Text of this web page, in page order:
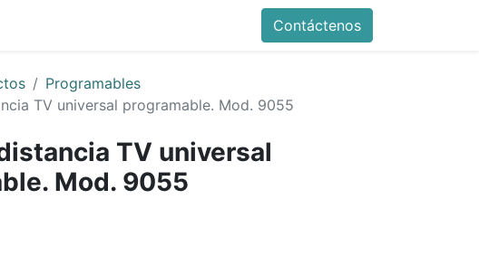
Contáctenos
Programables
TV universal programable. Mod. 9055
TV universal
Mod. 9055